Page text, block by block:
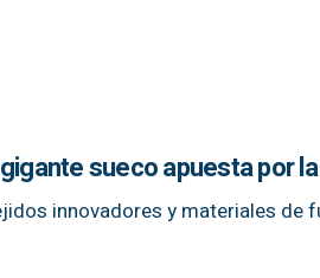
sueco apuesta por
innovadores y materiales de